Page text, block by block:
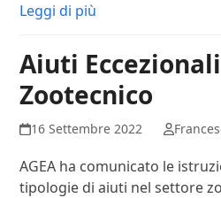
Leggi di più
Aiuti
Zootecnico
16 Settembre 2022
AGEA ha comunicato le
tipologie di aiuti nel settore